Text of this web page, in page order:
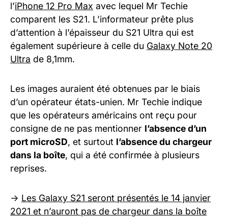
l’iPhone 12 Pro Max avec lequel Mr Techie
comparent les S21. L’informateur prête plus
d’attention à l’épaisseur du S21 Ultra qui est
également supérieure à celle du Galaxy Note 20
Ultra de 8,1mm.
Les images auraient été obtenues par le biais
d’un opérateur états-unien. Mr Techie indique
que les opérateurs américains ont reçu pour
consigne de ne pas mentionner l’absence d’un
port microSD, et surtout l’absence du chargeur
dans la boîte, qui a été confirmée à plusieurs
reprises.
-> Les Galaxy S21 seront présentés le 14 janvier
2021 et n’auront pas de chargeur dans la boîte